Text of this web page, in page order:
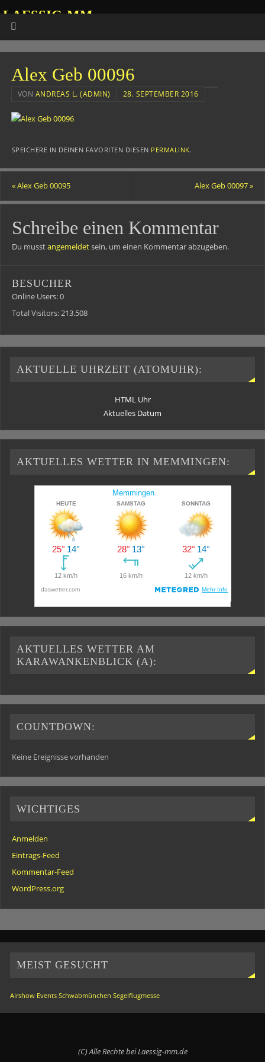
LAESSIG-MM
Alex Geb 00096
VON ANDREAS L. (ADMIN) 28. SEPTEMBER 2016
SPEICHERE IN DEINEN FAVORITEN DIESEN PERMALINK.
«Alex Geb 00095 Alex Geb 00097»
Schreibe einen Kommentar
Du musstangemeldetsein, um einen Kommentar abzugeben.
BESUCHER
Online Users:0
Total Visitors:213.508
AKTUELLE UHRZEIT (ATOMUHR):
HTML Uhr
Aktuelles Datum
AKTUELLES WETTER IN MEMMINGEN:
AKTUELLES WETTER AM
KARAWANKENBLICK (A):
COUNTDOWN:
Keine Ereignisse vorhanden
WICHTIGES
Anmelden
Eintrags-Feed
Kommentar-Feed
WordPress.org
MEIST GESUCHT
Airshow Events Schwabmünchen Segelflugmesse
(C) Alle Rechte bei Laessig-mm.de